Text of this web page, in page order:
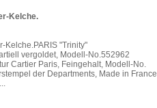
Kelche.
Kelche.PARIS "Trinity"
vergoldet, Modell-No.552962
Cartier Paris, Feingehalt, Modell-No.
der Departments, Made in France